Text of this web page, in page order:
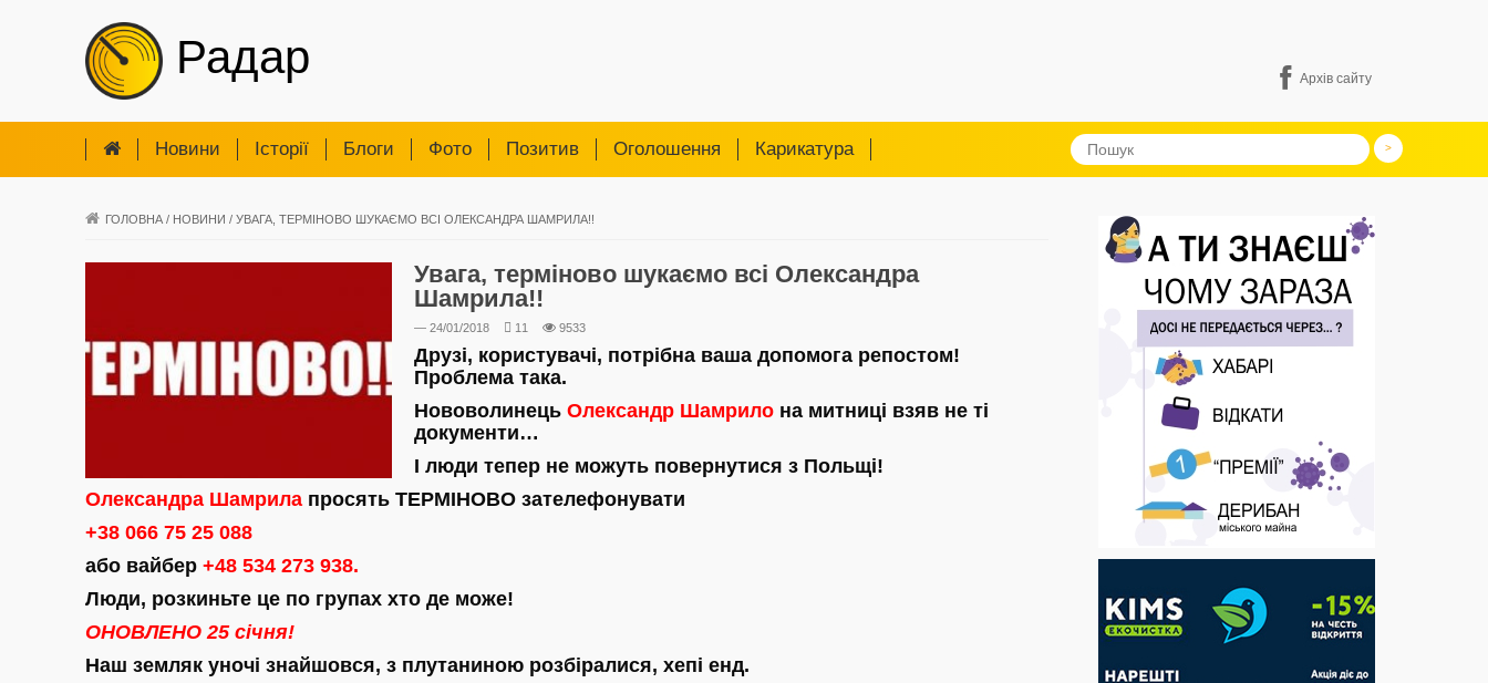
Радар Архів сайту
Новини Iсторії Блоги Фото Позитив Оголошення Карикатура
ГОЛОВНА / НОВИНИ / УВАГА, ТЕРМІНОВО ШУКАЄМО ВСІ ОЛЕКСАНДРА ШАМРИЛА!!
Увага, терміново шукаємо всі Олександра
Шамрила!!
— 24/01/2018 11 9533
Друзі, користувачі, потрібна ваша допомога репостом!
Проблема така.
Нововолинець Олександр Шамрило на митниці взяв не ті
документи…
І люди тепер не можуть повернутися з Польщі!
Олександра Шамрила просять ТЕРМІНОВО зателефонувати
+38 066 75 25 088
або вайбер +48 534 273 938.
Люди, розкиньте це по групах хто де може!
ОНОВЛЕНО 25 січня!
Наш земляк уночі знайшовся, з плутаниною розбіралися, хепі енд.